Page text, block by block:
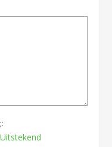
Uitstekend